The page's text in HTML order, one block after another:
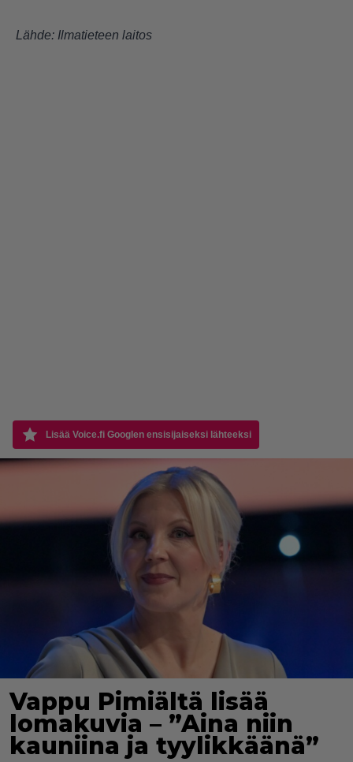
Lähde: Ilmatieteen laitos
Lisää Voice.fi Googlen ensisijaiseksi lähteeksi
Vappu Pimiältä lisää
lomakuvia – ”Aina niin
kauniina ja tyylikkäänä”